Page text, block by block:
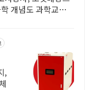
개념도 과학교구,
,